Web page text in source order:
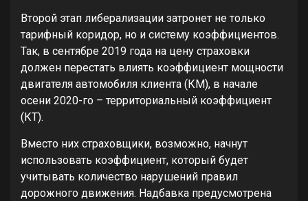
Второй этап либерализации затронет не только
тарифный коридор, но и систему коэффициентов.
Так, в сентябре 2019 года на цену страховки
должен перестать влиять коэффициент мощности
двигателя автомобиля клиента (КМ), в начале
осени 2020-го – территориальный коэффициент
(КТ).
Вместо них страховщики, возможно, начнут
использовать коэффициент, который будет
учитывать количество нарушений правил
дорожного движения. Надбавка предусмотрена